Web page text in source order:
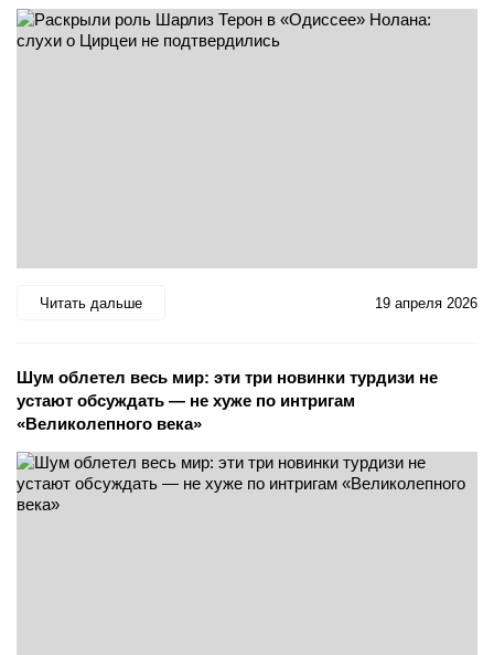
Читать дальше 19 апреля 2026
Шум облетел весь мир: эти три новинки турдизи не
устают обсуждать — не хуже по интригам
«Великолепного века»